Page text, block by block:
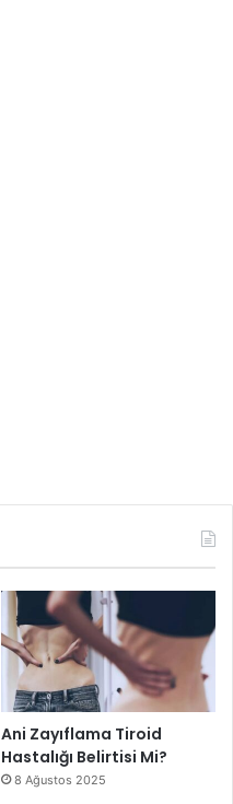
Ani Zayıflama Tiroid
Hastalığı Belirtisi Mi?
8 Ağustos 2025